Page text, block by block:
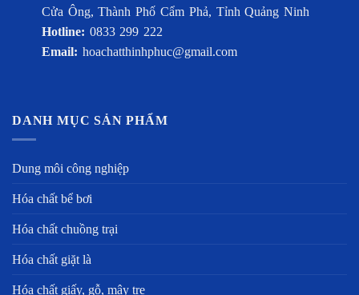
Cửa Ông, Thành Phố Cẩm Phả, Tỉnh Quảng Ninh
Hotline: 0833 299 222
Email: hoachatthinhphuc@gmail.com
DANH MỤC SẢN PHẨM
Dung môi công nghiệp
Hóa chất bể bơi
Hóa chất chuồng trại
Hóa chất giặt là
Hóa chất giấy, gỗ, mây tre